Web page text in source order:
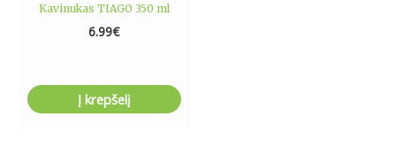
Kavinukas TIAGO 350 ml
6.99€
Į krepšelį